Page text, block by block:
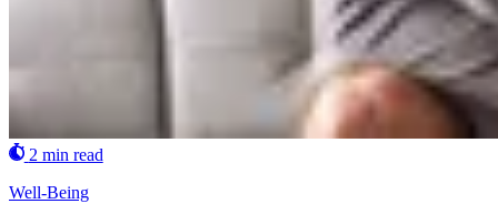
2 min read
Well-Being